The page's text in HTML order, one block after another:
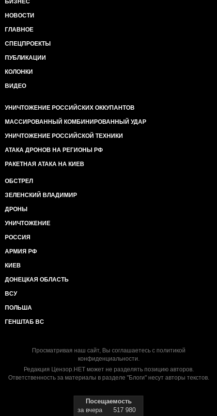
БИЗНЕС
НОВОСТИ
ГЛАВНОЕ
СПЕЦПРОЕКТЫ
ПУБЛИКАЦИИ
КОЛОНКИ
ВИДЕО
УНИЧТОЖЕНИЕ РОССИЙСКИХ ОККУПАНТОВ
МАССИРОВАННЫЙ КОМБИНИРОВАННЫЙ УДАР
УНИЧТОЖЕНИЕ РОССИЙСКОЙ ТЕХНИКИ
АТАКА ДРОНОВ НА РЕГИОНЫ РФ
РАКЕТНАЯ АТАКА НА КИЕВ
ОБСТРЕЛ
ЗЕЛЕНСКИЙ ВЛАДИМИР
ДРОНЫ
УНИЧТОЖЕНИЕ
РОССИЯ
АРМИЯ РФ
КИЕВ
ДОНЕЦКАЯ ОБЛАСТЬ
ВСУ
ПОЛЬША
ГЕНШТАБ ВС
Просматривая наш сайт, Вы соглашаетесь с политикой
конфиденциальности.
Редакция Цензор.НЕТ может не разделять позицию авторов.
Ответственность за материалы в разделе "Блоги" несут авторы текстов.
Посещаемость
за вчера
517 980